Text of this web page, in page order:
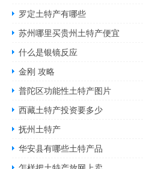
罗定土特产有哪些
苏州哪里买贵州土特产便宜
什么是银镜反应
金刚 攻略
普陀区功能性土特产图片
西藏土特产投资要多少
抚州土特产
华安县有哪些土特产品